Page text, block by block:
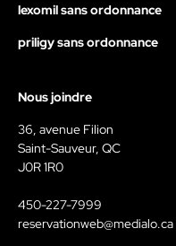
lexomil sans ordonnance
priligy sans ordonnance
Nous joindre
36, avenue Filion
Saint-Sauveur, QC
J0R 1R0
450-227-7999
reservationweb@medialo.ca